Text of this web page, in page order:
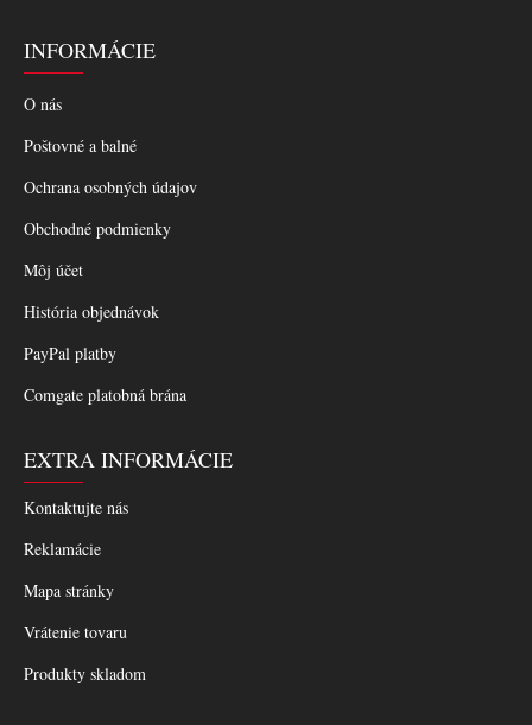
INFORMÁCIE
O nás
Poštovné a balné
Ochrana osobných údajov
Obchodné podmienky
Môj účet
História objednávok
PayPal platby
Comgate platobná brána
EXTRA INFORMÁCIE
Kontaktujte nás
Reklamácie
Mapa stránky
Vrátenie tovaru
Produkty skladom